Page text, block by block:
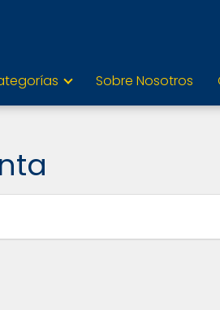
Sobre Nosotros